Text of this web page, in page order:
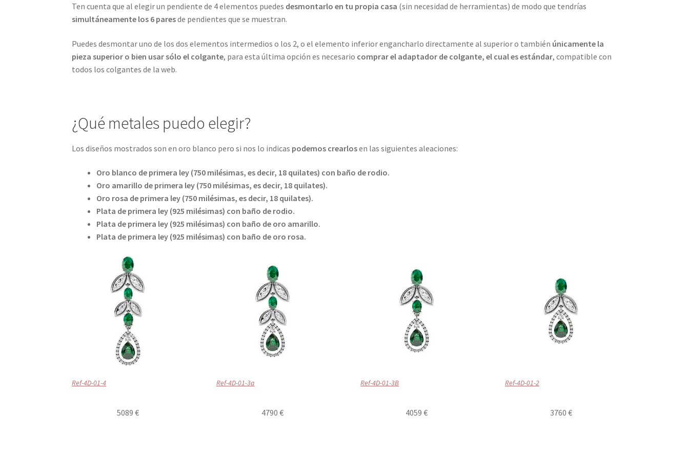
Ten cuenta que al elegir un pendiente de 4 elementos puedes desmontarlo en tu propia casa (sin necesidad de herramientas) de modo que tendrías
simultáneamente los 6 paresde pendientes que se muestran.
Puedes desmontar uno de los dos elementos intermedios o los 2, o el elemento inferior engancharlo directamente al superior o también únicamente la
pieza superior o bien usar sólo el colgante, para esta última opción es necesario comprar el adaptador de colgante, el cual es estándar, compatible con
todos los colgantes de la web.
¿Qué metales puedo elegir?
Los diseños mostrados son en oro blanco pero si nos lo indicas podemos crearlosen las siguientes aleaciones:
Oro blanco de primera ley (750 milésimas, es decir, 18 quilates) con baño de rodio.
Oro amarillo de primera ley (750 milésimas, es decir, 18 quilates).
Oro rosa de primera ley (750 milésimas, es decir, 18 quilates).
Plata de primera ley (925 milésimas) con baño de rodio.
Plata de primera ley (925 milésimas) con baño de oro amarillo.
Plata de primera ley (925 milésimas) con baño de oro rosa.
Ref-4D-01-4
5089 €
Ref-4D-01-3a
4790 €
Ref-4D-01-3B
4059 €
Ref-4D-01-2
3760 €